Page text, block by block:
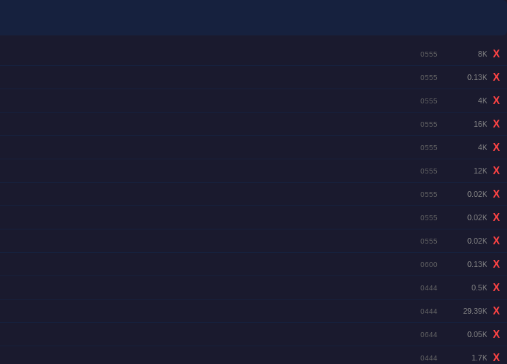
0555 8K
X
0555 0.13K
X
0555 4K
X
0555 16K
X
0555 4K
X
0555 12K
X
0555 0.02K
X
0555 0.02K
X
0555 0.02K
X
0600 0.13K
X
0444 0.5K
X
0444 29.39K
X
0644 0.05K
X
0444 1.7K
X